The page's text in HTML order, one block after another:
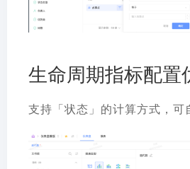
生命周期指标配置
支持「状态」的计算方式，可